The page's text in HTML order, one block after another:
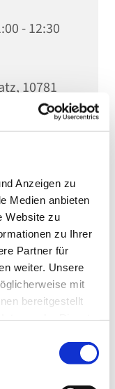
Anzeigen zu
Medien anbieten
Website zu
zu Ihrer
Partner für
weiter. Unsere
mit
bereitgestellt
- 12:30
10781